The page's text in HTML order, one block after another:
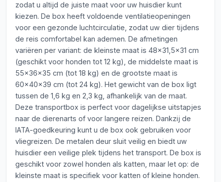
zodat u altijd de juiste maat voor uw huisdier kunt
kiezen. De box heeft voldoende ventilatieopeningen
voor een gezonde luchtcirculatie, zodat uw dier tijdens
de reis comfortabel kan ademen. De afmetingen
variëren per variant: de kleinste maat is 48x31,5x31 cm
(geschikt voor honden tot 12 kg), de middelste maat is
55x36x35 cm (tot 18 kg) en de grootste maat is
60x40x39 cm (tot 24 kg). Het gewicht van de box ligt
tussen de 1,6 kg en 2,3 kg, afhankelijk van de maat.
Deze transportbox is perfect voor dagelijkse uitstapjes
naar de dierenarts of voor langere reizen. Dankzij de
IATA-goedkeuring kunt u de box ook gebruiken voor
vliegreizen. De metalen deur sluit veilig en biedt uw
huisdier een veilige plek tijdens het transport. De box is
geschikt voor zowel honden als katten, maar let op: de
kleinste maat is specifiek voor katten of kleine honden.